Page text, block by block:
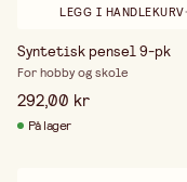
LEGG I HANDLEKURV
Syntetisk pensel 9-pk
For hobby og skole
292,00 kr
På lager